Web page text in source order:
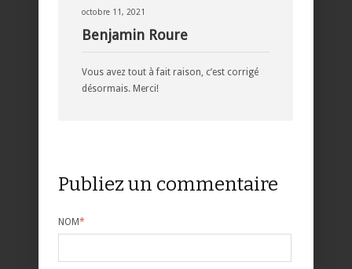
octobre 11, 2021
Benjamin Roure
Vous avez tout à fait raison, c’est corrigé
désormais. Merci!
Publiez un commentaire
NOM*